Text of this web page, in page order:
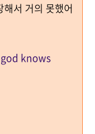
서 거의 못했어
knows